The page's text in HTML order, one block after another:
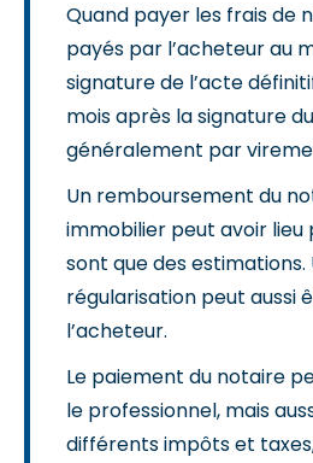
Quand payer les frais de
payés par l’acheteur au
signature de l’acte
mois après la signature
généralement par
Un remboursement du
immobilier peut avoir lieu
sont que des
régularisation peut aussi
l’acheteur.
Le paiement du notaire
le professionnel, mais
différents impôts et